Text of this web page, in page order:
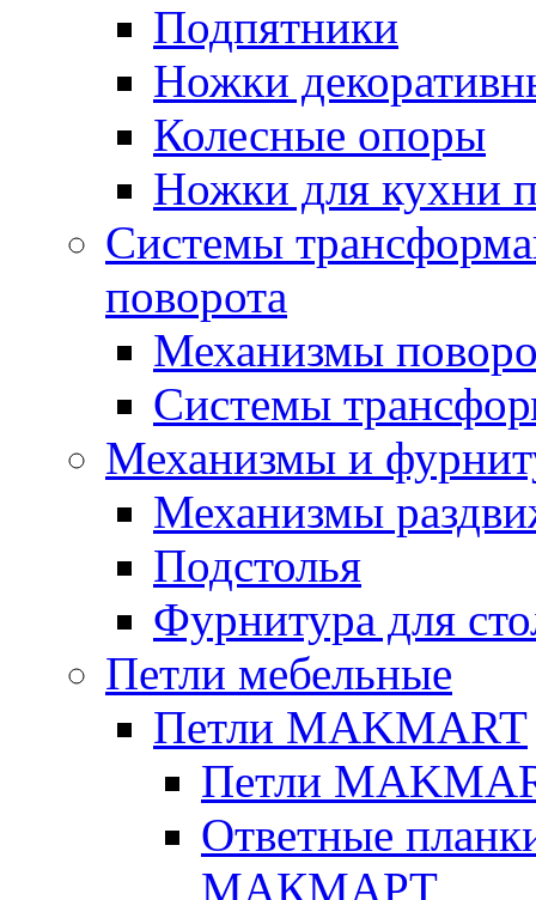
Подпятники
Ножки
Колесные опоры
Ножки для кухни
Системы
поворота
Механизмы
Системы
Механизмы и
Механизмы
Подстолья
Фурнитура для
Петли мебельные
Петли MAKMART
Петли
Ответные
МАКМАРТ